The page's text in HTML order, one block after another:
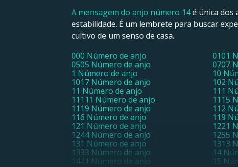
A mensagem do anjo número 14é única dos
estabilidade. É um lembrete para buscar
cultivo de um senso de casa.
000 Número de anjo
0101
0505 Número de anjo
0707
1 Número de anjo
10
1017 Número de anjo
102
11 Número de anjo
111
11111 Número de anjo
1115
1119 Número de anjo
112
116 Número de anjo
119
121 Número de anjo
1221
1244 Número de anjo
1255
131 Número de anjo
1313
1333 Número de anjo
14
1441 Número de anjo
15